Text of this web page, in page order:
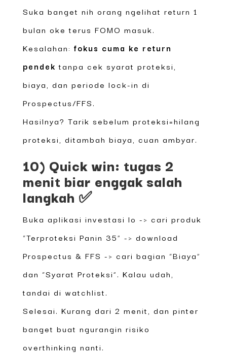
Suka banget nih orang ngelihat return 1
bulan oke terus FOMO masuk.
Kesalahan: fokus cuma ke return
pendek tanpa cek syarat proteksi,
biaya, dan periode lock-in di
Prospectus/FFS.
Hasilnya? Tarik sebelum proteksi=hilang
proteksi, ditambah biaya, cuan ambyar.
10) Quick win: tugas 2
menit biar enggak salah
langkah ✅
Buka aplikasi investasi lo -> cari produk
“Terproteksi Panin 35” -> download
Prospectus & FFS -> cari bagian “Biaya”
dan “Syarat Proteksi”. Kalau udah,
tandai di watchlist.
Selesai. Kurang dari 2 menit, dan pinter
banget buat ngurangin risiko
overthinking nanti.